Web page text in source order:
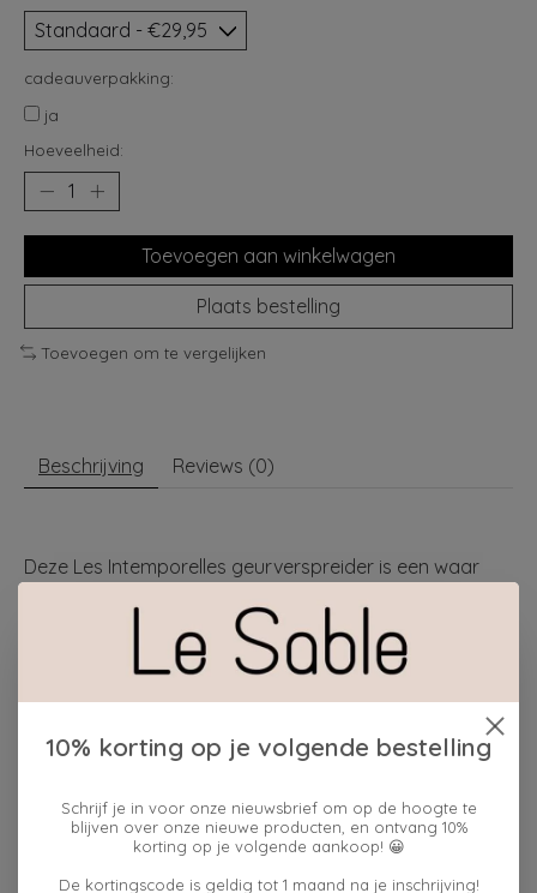
cadeauverpakking:
ja
Hoeveelheid:
Toevoegen aan winkelwagen
Plaats bestelling
Toevoegen om te vergelijken
Beschrijving Reviews (0)
Deze Les Intemporelles geurverspreider is een waar
parfumering van uw interieur. De natuurlijke
rotanstengels zijn zorgvuldig gerangschikt in hun
geribbelde glazen fles.. Deze diffuser parfumeert een
middelgrote kamer gedurende meerdere weken.
Dit product bevat:
7 rotanstaven 20 cm
Goed om te weten
Met de dop kunt u de fles sluiten en de verspreiding
10% korting op je volgende bestelling
Schrijf je in voor onze nieuwsbrief om op de hoogte te
blijven over onze nieuwe producten, en ontvang 10%
korting op je volgende aankoop! 😀
De kortingscode is geldig tot 1 maand na je inschrijving!